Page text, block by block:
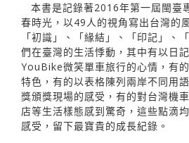
本書是記錄著2016年第一屆閩臺
春時光，以49人的視角寫出台灣的
「初識」、「緣結」、「印記」、
們在臺灣的生活悸動，其中有以日
YouBike微笑單車旅行的心情，有
特色，有的以表格陳列兩岸不同用
獎頒獎現場的感受，有的對台灣機
店等生活樣態感到驚奇，這些點滴
感受，留下最寶貴的成長紀錄。